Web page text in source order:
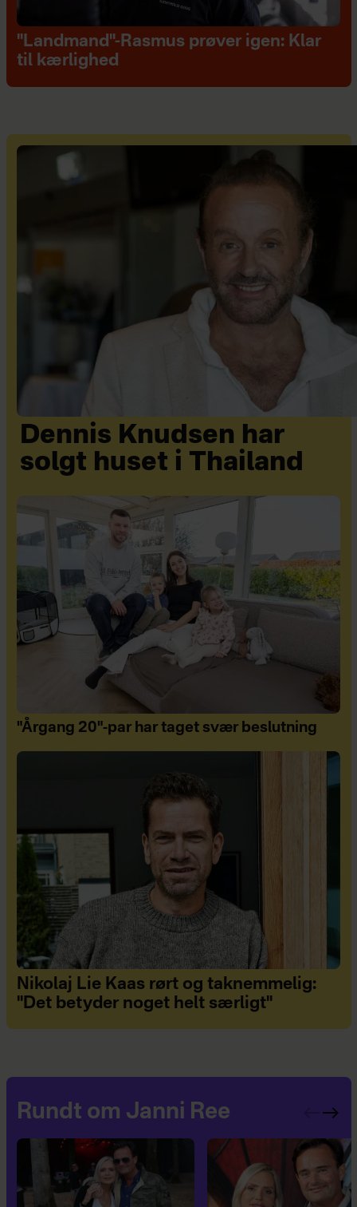
"Landmand"-Rasmus prøver igen: Klar
til kærlighed
Dennis Knudsen har
solgt huset i Thailand
"Årgang 20"-par har taget svær beslutning
Nikolaj Lie Kaas rørt og taknemmelig:
"Det betyder noget helt særligt"
Rundt om Janni Ree